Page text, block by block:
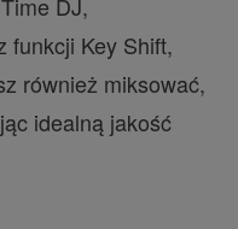
DJ,
funkcji Key Shift,
również miksować,
idealną jakość